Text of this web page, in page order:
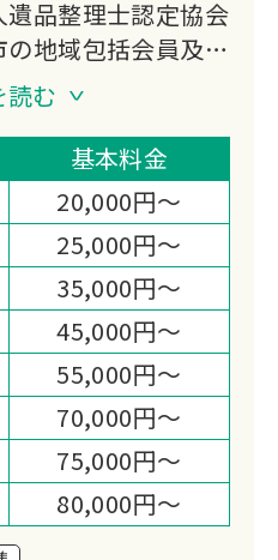
品整理士認定協会
地域包括会員及び
ており、近畿全域
理ならジョイント
・倉庫などで出た
大ごみや遺品整
敷・特殊清掃など
応しています。
やお困りごとを解
がけています！
良かった」とご満
客様のニーズに合
。
全無料です！
対応させて頂きま
読む
基本料金
20,000円～
25,000円～
35,000円～
45,000円～
55,000円～
70,000円～
75,000円～
80,000円～